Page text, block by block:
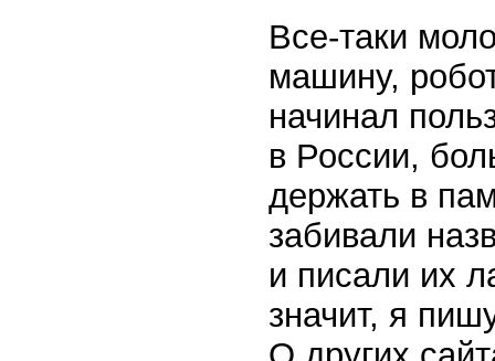
Все-таки
машину,
начинал
в России,
держать в
забивали
и писали их
значит, я